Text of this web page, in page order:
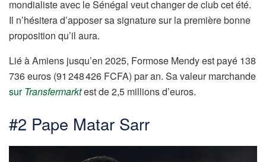
mondialiste avec le Sénégal veut changer de club cet été.
Il n’hésitera d’apposer sa signature sur la première bonne
proposition qu’il aura.
Lié à Amiens jusqu’en 2025, Formose Mendy est payé 138
736 euros (91 248 426 FCFA) par an. Sa valeur marchande
surTransfermarktest de 2,5 millions d’euros.
#2 Pape Matar Sarr